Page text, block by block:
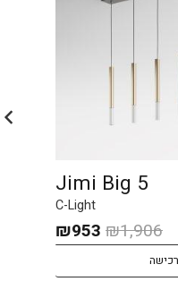
Jimi Big 5
C-Light
₪1,906
המחיר
המקורי
היה:
₪953
הנוכחי
הוא: